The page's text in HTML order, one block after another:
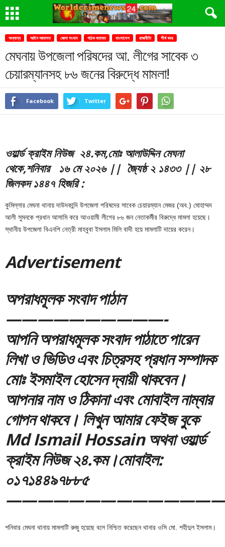
অন্যান্য আইন আদালত জেলা সংবাদ পাঠক মতামত বাংলাদেশ রাজনীতি শীর্ষ খবর
মেঘনায় উপজেলা পরিষদের আ. লীগের সাবেক ৩
চেয়ারম্যানসহ ৮৬ জনের বিরুদ্ধে মামলা!
Facebook Twitter
ওয়ার্ল্ড ক্রাইম নিউজ ২৪.কম,মোঃ আলাউদ্দিন মেঘনা
থেকে,শনিবার ১৬ মে ২০২৬ || জ্যৈষ্ঠ ২ ১৪৩৩ || ২৮
জিলকদ ১৪৪৭ হিজরি:
কুমিল্লার মেঘনা থানায় দাউদকান্দি উপজেলা পরিষদের সাবেক চেয়ারম্যান মেজর (অব.) মোহাম্মদ
আলী সুমনকে প্রধান আসামি করে আওয়ামী লীগের ৮৬ জন নেতাকর্মীর বিরুদ্ধে মামলা হয়েছে।
স্থানীয় উপজেলা বিএনপি নেত্রী মাহবুবা ইসলাম মিলি বাদী হয়ে মামলাটি দায়ের করেন।
Advertisement
অপরাধমূলক সংবাদ পাঠান
——————————-
আপনি অপরাধমূলক সংবাদ পাঠাতে পারেন
লিখা ও ভিডিও এবং চিত্রসহ প্রধান সম্পাদক
মোঃ ইসমাইল হোসেন দ্বায়ী থাকবেন।
আপনার নাম ও ঠিকানা এবং মোবাইল নাম্বার
গোপন থাকবে। লিখুন আমার ফেইজ বুকে
Md Ismail Hossain অথবা ওয়ার্ল্ড
ক্রাইম নিউজ ২৪.কম।মোবাইল:
০১৭১৪৪৯৭৮৮৫
শনিবার মেঘনা থানায় মামলাটি রুজু হয়েছে বলে নিশ্চিত করেছেন থানার ওসি মো. শহীদুল ইসলাম।